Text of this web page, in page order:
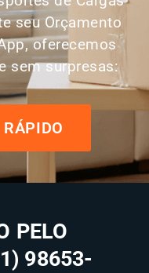
seu Orçamento
oferecemos
sem surpresas:
PELO
98653-